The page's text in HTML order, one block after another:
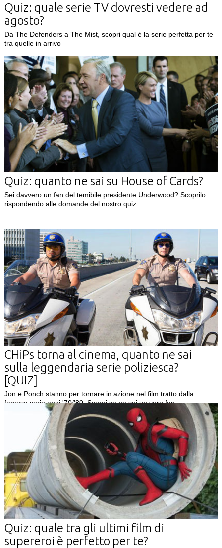
Quiz: quale serie TV dovresti vedere ad
agosto?
Da The Defenders a The Mist, scopri qual è la serie perfetta per te
tra quelle in arrivo
Quiz: quanto ne sai su House of Cards?
Sei davvero un fan del temibile presidente Underwood? Scoprilo
rispondendo alle domande del nostro quiz
CHiPs torna al cinema, quanto ne sai
sulla leggendaria serie poliziesca?
[QUIZ]
Jon e Ponch stanno per tornare in azione nel film tratto dalla
famosa serie anni '70/'80. Scopri se ne sei un vero fan...
Quiz: quale tra gli ultimi film di
supereroi è perfetto per te?